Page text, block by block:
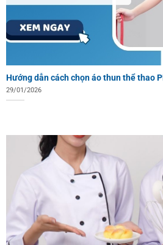
Hướng dẫn cách chọn áo thun thể thao
29/01/2026